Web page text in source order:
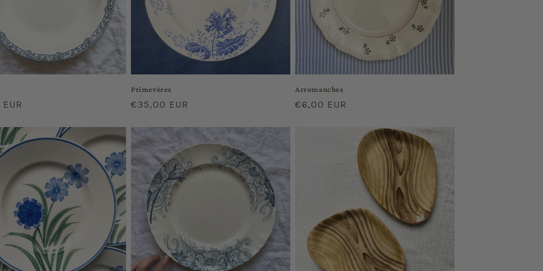
Primevères
Regular
€35,00 EUR
Arromanches
Regular
€6,00 EUR